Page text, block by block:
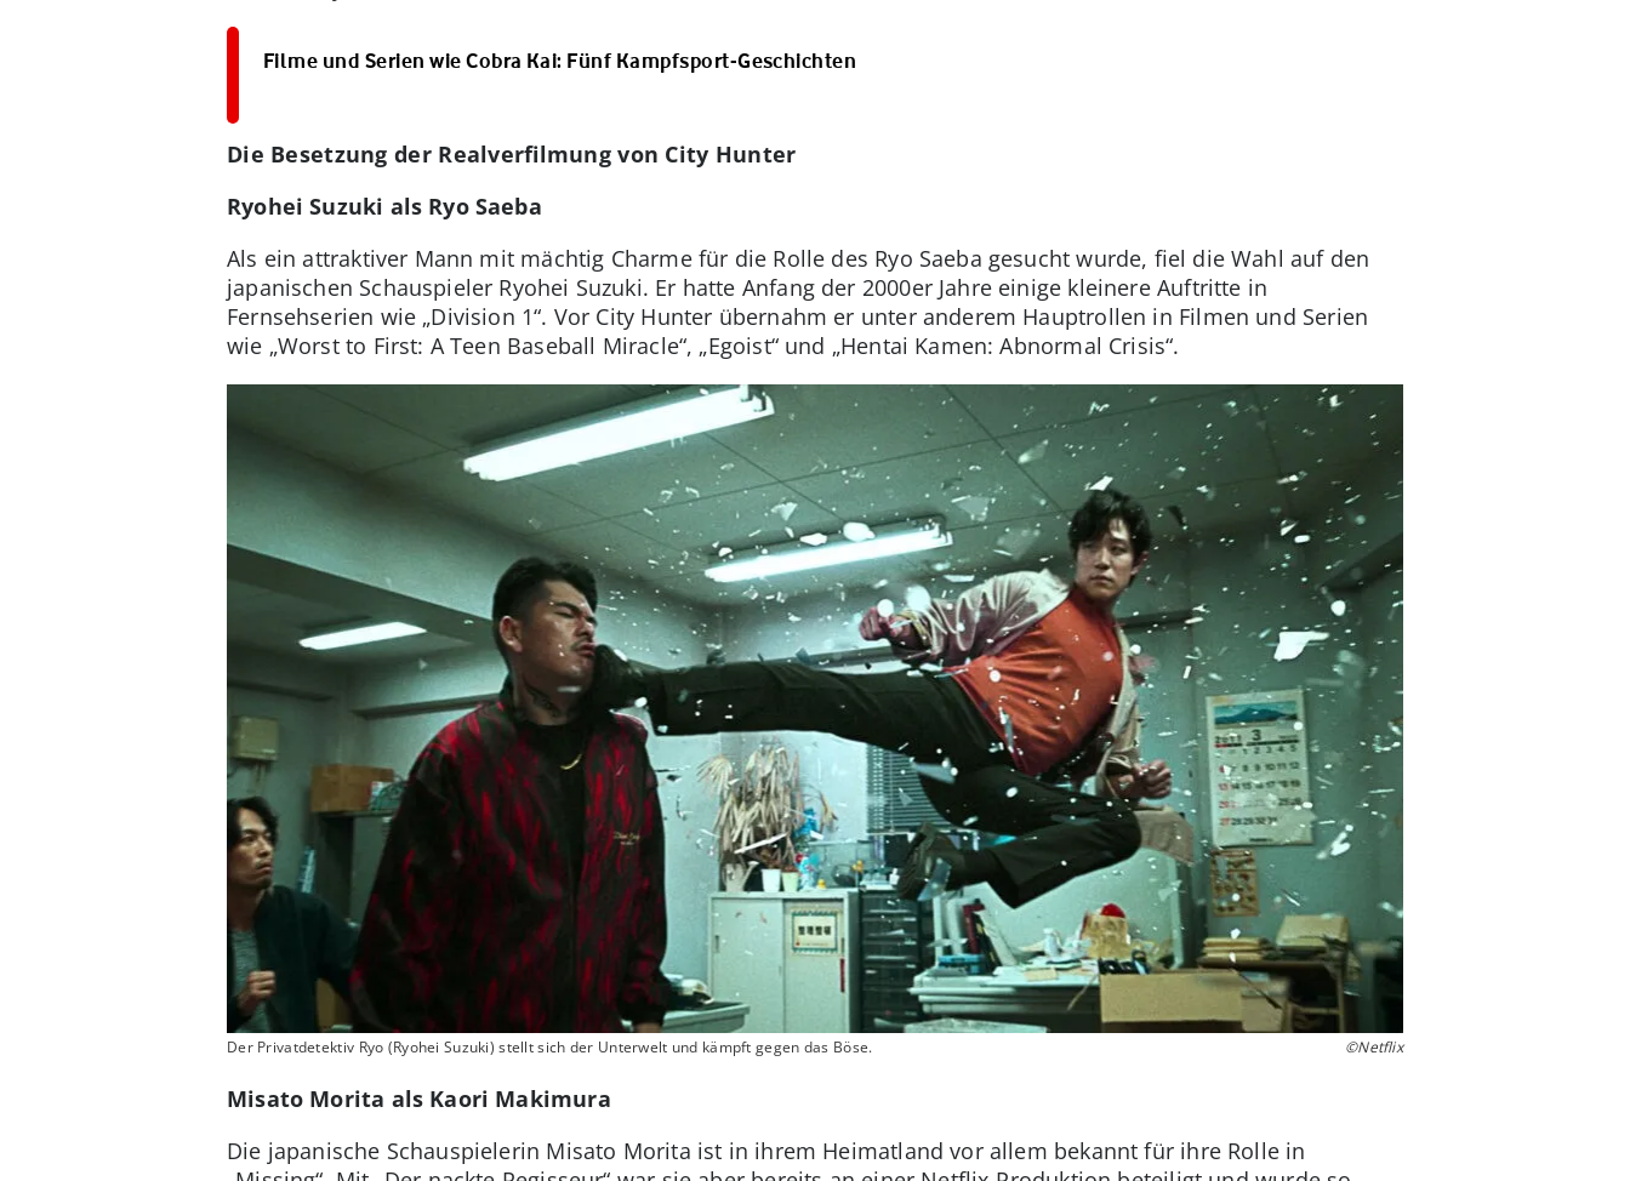
Filme und Serien wie Cobra Kai: Fünf Kampfsport-Geschichten
Die Besetzung der Realverfilmung von City Hunter
Ryohei Suzuki als Ryo Saeba
Als ein attraktiver Mann mit mächtig Charme für die Rolle des Ryo Saeba gesucht wurde, fiel die Wahl auf den
japanischen Schauspieler Ryohei Suzuki. Er hatte Anfang der 2000er Jahre einige kleinere Auftritte in
Fernsehserien wie „Division 1“. Vor City Hunter übernahm er unter anderem Hauptrollen in Filmen und Serien
wie „Worst to First: A Teen Baseball Miracle“, „Egoist“ und „Hentai Kamen: Abnormal Crisis“.
Der Privatdetektiv Ryo (Ryohei Suzuki) stellt sich der Unterwelt und kämpft gegen das Böse. ©Netflix
Misato Morita als Kaori Makimura
Die japanische Schauspielerin Misato Morita ist in ihrem Heimatland vor allem bekannt für ihre Rolle in